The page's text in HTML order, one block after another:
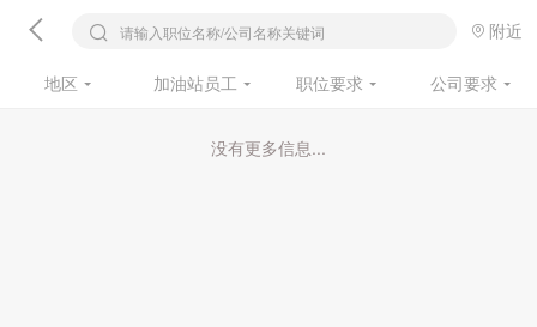
请输入职位名称/公司名称关键词 附近
地区 加油站员工 职位要求 公司要求
没有更多信息...